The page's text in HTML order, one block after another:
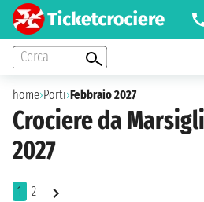
Cerca
home›Porti›Febbraio 2027
Crociere da
2027
1 2